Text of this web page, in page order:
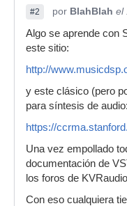
#2 por BlahBlah el
Algo se aprende con
este sitio:
http://
y este clásico (pero
para síntesis de audio:
https://
Una vez empollado
documentación de
los foros de
Con eso cualquiera